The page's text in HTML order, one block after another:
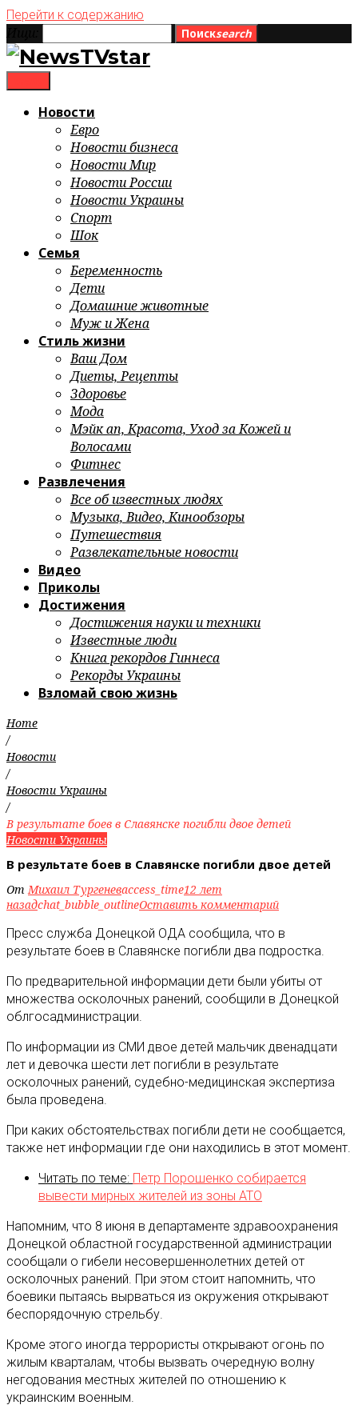
Перейти к содержанию
Поискsearch
Новости
Евро
Новости бизнеса
Новости Мир
Новости России
Новости Украины
Спорт
Шок
Семья
Беременность
Дети
Домашние животные
Муж и Жена
Стиль жизни
Ваш Дом
Диеты, Рецепты
Здоровье
Мода
Мэйк ап, Красота, Уход за Кожей и
Волосами
Фитнес
Развлечения
Все об известных людях
Музыка, Видео, Кинообзоры
Путешествия
Развлекательные новости
Видео
Приколы
Достижения
Достижения науки и техники
Известные люди
Книга рекордов Гиннеса
Рекорды Украины
Взломай свою жизнь
Home
/
Новости
/
Новости Украины
/
В результате боев в Славянске погибли двое детей
Новости Украины
В результате боев в Славянске погибли двое детей
ОтМихаил Тургеневaccess_time12 лет
назадchat_bubble_outlineОставить комментарий
Пресс служба Донецкой ОДА сообщила, что в
результате боев в Славянске погибли два подростка.
По предварительной информации дети были убиты от
множества осколочных ранений, сообщили в Донецкой
облгосадминистрации.
По информации из СМИ двое детей мальчик двенадцати
лет и девочка шести лет погибли в результате
осколочных ранений, судебно-медицинская экспертиза
была проведена.
При каких обстоятельствах погибли дети не сообщается,
также нет информации где они находились в этот момент.
Читать по теме: Петр Порошенко собирается
вывести мирных жителей из зоны АТО
Напомним, что 8 июня в департаменте здравоохранения
Донецкой областной государственной администрации
сообщали о гибели несовершеннолетних детей от
осколочных ранений. При этом стоит напомнить, что
боевики пытаясь вырваться из окружения открывают
беспорядочную стрельбу.
Кроме этого иногда террористы открывают огонь по
жилым кварталам, чтобы вызвать очередную волну
негодования местных жителей по отношению к
украинским военным.